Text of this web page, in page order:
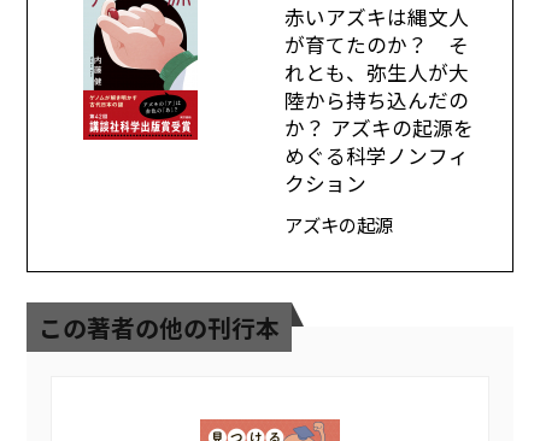
赤いアズキは縄文人
が育てたのか？ そ
れとも、弥生人が大
陸から持ち込んだの
か？ アズキの起源を
めぐる科学ノンフィ
クション
アズキの起源
この著者の他の刊行本